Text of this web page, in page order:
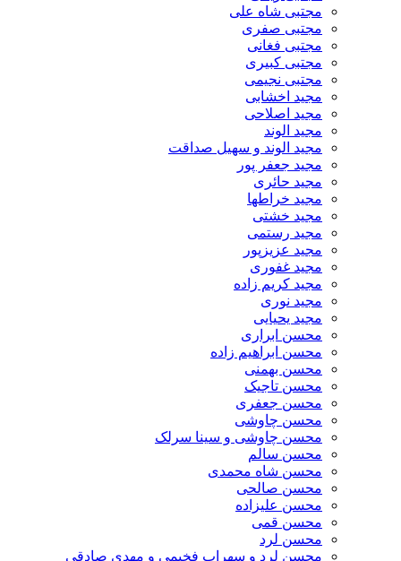
مجتبی شاه علی
مجتبی صفری
مجتبی فغانی
مجتبی کبیری
مجتبی نجیمی
مجید اخشابی
مجید اصلاحی
مجید الوند‎
مجید الوند و سهیل صداقت
مجید جعفر پور
مجید حائری
مجید خراطها
مجید خشتی
مجید رستمی
مجید عزیزپور
مجید غفوری
مجید کریم زاده
مجید نوری
مجید یحیایی
محسن ابراری
محسن ابراهیم زاده
محسن بهمنی
محسن تاجیک
محسن جعفری
محسن چاوشی
محسن چاوشی و سینا سرلک
محسن سالم
محسن شاه محمدی
محسن صالحی
محسن علیزاده
محسن قمی
محسن لرد
محسن لرد و سهراب فخیمی و مهدی صادقی